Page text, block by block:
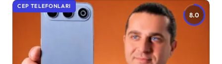
8.0
CEP TELEFONLARI